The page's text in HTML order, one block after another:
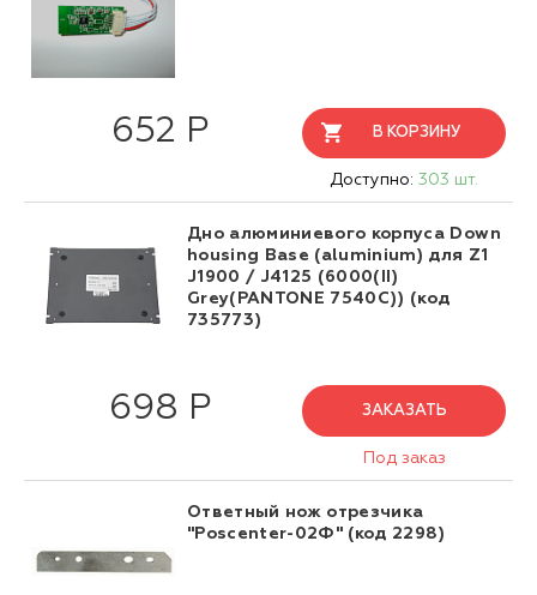
652 Р В КОРЗИНУ
Доступно: 303 шт.
Дно алюминиевого корпуса Down
housing Base (aluminium) для Z1
J1900 / J4125 (6000(II)
Grey(PANTONE 7540C)) (код
735773)
698 Р ЗАКАЗАТЬ
Под заказ
Ответный нож отрезчика
"Poscenter-02Ф" (код 2298)